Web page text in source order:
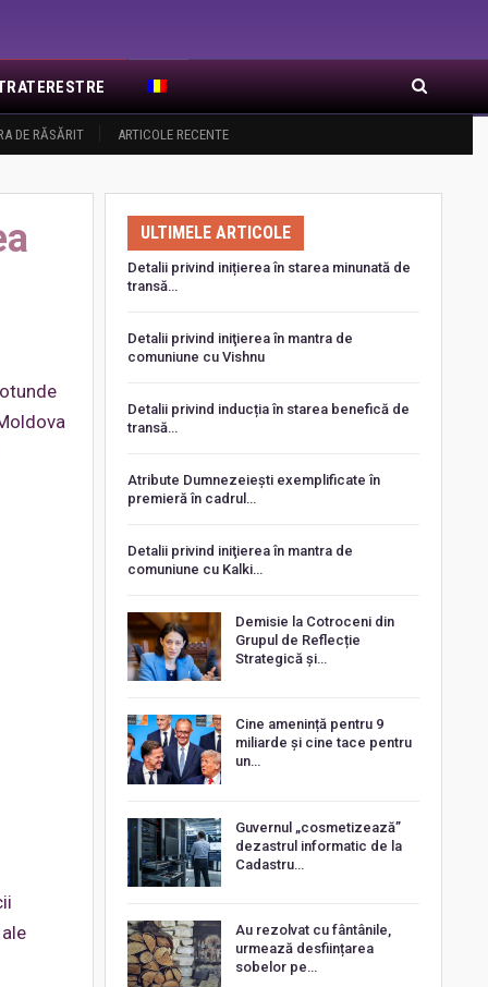
DE RĂSĂRIT ARTICOLE RECENTE
ULTIMELE ARTICOLE
Detalii privind inițierea în starea minunată de
transă…
Detalii privind iniţierea în mantra de
comuniune cu Vishnu
Detalii privind inducția în starea benefică de
transă…
Atribute Dumnezeiești exemplificate în
premieră în cadrul…
Detalii privind iniţierea în mantra de
comuniune cu Kalki…
Demisie la Cotroceni din
Grupul de Reflecție
Strategică și…
Cine amenință pentru 9
miliarde și cine tace pentru
un…
Guvernul „cosmetizează”
dezastrul informatic de la
Cadastru…
Au rezolvat cu fântânile,
urmează desființarea
sobelor pe…